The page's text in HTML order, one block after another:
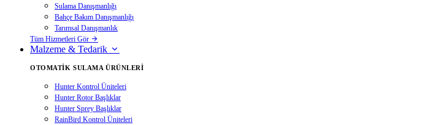
Sulama Danışmanlığı
Bahçe Bakım Danışmanlığı
Tarımsal Danışmanlık
Tüm Hizmetleri Gör
Malzeme & Tedarik
OTOMATIK SULAMA ÜRÜNLERI
Hunter Kontrol Üniteleri
Hunter Rotor Başlıklar
Hunter Sprey Başlıklar
RainBird Kontrol Üniteleri